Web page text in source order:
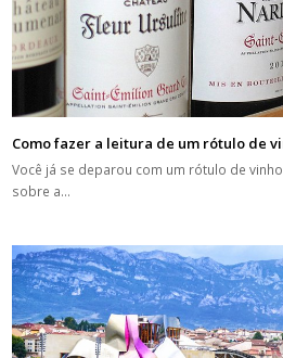
Como fazer a leitura de um rótulo de
Você já se deparou com um rótulo de
sobre a…